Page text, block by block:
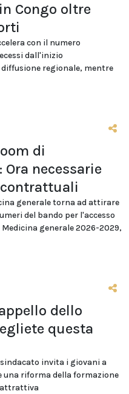
Congo oltre
con il numero
dall'inizio
regionale, mentre
di
necessarie
generale torna ad attirare
del bando per l'accesso
generale 2026-2029,
dello
questa
invita i giovani a
una riforma della formazione
attrattiva